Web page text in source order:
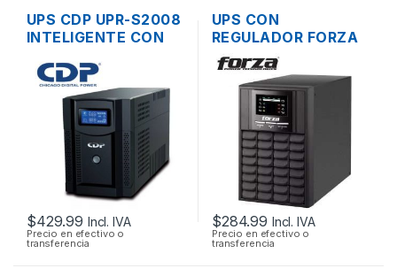
UPS CDP UPR-S2008
INTELIGENTE CON
1400W 120V 8
TOMAS CON LCD
$429.99 Incl. IVA
Precio en efectivo o
transferencia
UPS CON
REGULADOR FORZA
FDC-RT1000VA ON-
LINE DE 1000VA
1KVA 700W 3
TOMAS 120V
$284.99 Incl. IVA
Precio en efectivo o
transferencia